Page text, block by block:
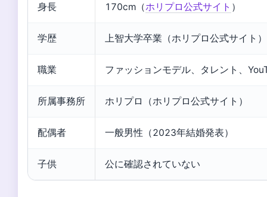
身長 170cm（ホリプロ公式サイト ）
学歴 上智大学卒業（ホリプロ公式サイト）
職業 ファッションモデル、タレント、
所属事務所 ホリプロ（ホリプロ公式サイト）
配偶者 一般男性（2023年結婚発表）
子供 公に確認されていない